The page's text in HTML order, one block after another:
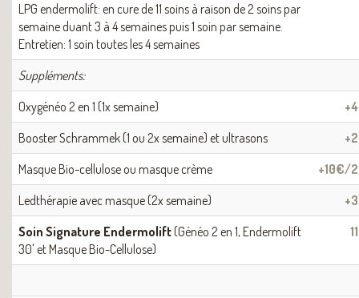
LPG endermolift: en cure de 11 soins à raison de 2 soins par
semaine duant 3 à 4 semaines puis 1 soin par semaine.
Entretien: 1 soin toutes les 4 semaines
Suppléments:
Oxygénéo 2 en 1 (1x semaine)
Booster Schrammek (1 ou 2x semaine) et ultrasons
Masque Bio-cellulose ou masque crème
+10€/
Ledthérapie avec masque (2x semaine)
Soin Signature Endermolift(Généo 2 en 1, Endermolift
30' et Masque Bio-Cellulose)